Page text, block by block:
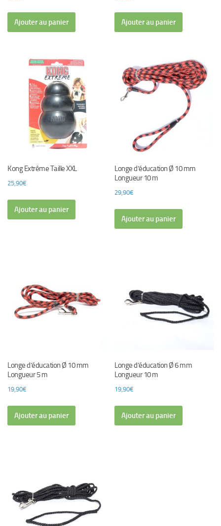
Ajouter au panier Ajouter au panier
Kong Extrême Taille XXL
25,90€
Ajouter au panier
Longe d’éducation Ø 10 mm
Longueur 10 m
29,90€
Ajouter au panier
Longe d’éducation Ø 10 mm
Longueur 5 m
19,90€
Ajouter au panier
Longe d’éducation Ø 6 mm
Longueur 10 m
19,90€
Ajouter au panier